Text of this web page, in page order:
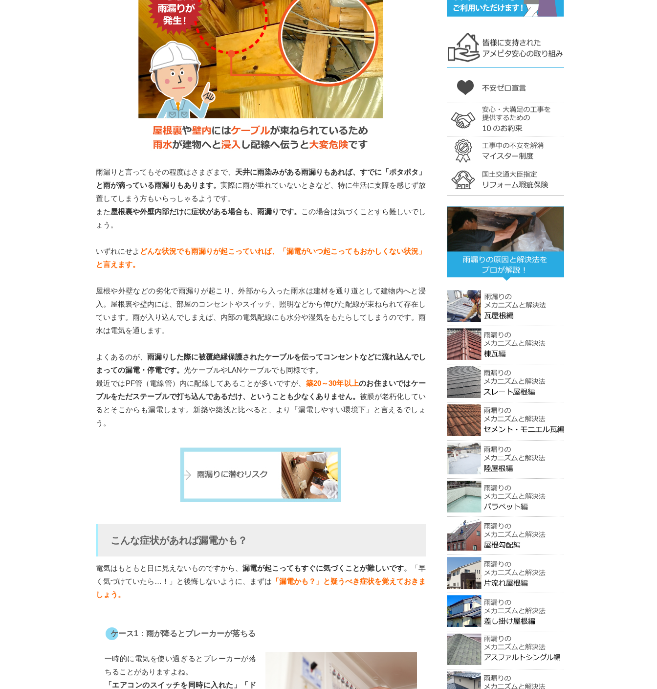
雨漏りと言ってもその程度はさまざまで、 天井に雨染みがある雨漏りもあれば、すでに「ポタポタ」
と雨が滴っている雨漏りもあります。 実際に雨が垂れていないときなど、特に生活に支障を感じず放
置してしまう方もいらっしゃるようです。
また屋根裏や外壁内部だけに症状がある場合も、雨漏りです。
この場合は気づくことすら難しいでし
ょう。
いずれにせよ どんな状況でも雨漏りが起こっていれば、「漏電がいつ起こってもおかしくない状況」
と言えます。
屋根や外壁などの劣化で雨漏りが起こり、外部から入った雨水は建材を通り道として建物内へと浸
入。屋根裏や壁内には、部屋のコンセントやスイッチ、照明などから伸びた配線が束ねられて存在し
ています。雨が入り込んでしまえば、内部の電気配線にも水分や湿気をもたらしてしまうのです。雨
水は電気を通します。
よくあるのが、 雨漏りした際に被覆絶縁保護されたケーブルを伝ってコンセントなどに流れ込んでし
まっての漏電・停電です。 光ケーブルやLANケーブルでも同様です。
最近ではPF管（電線管）内に配線してあることが多いですが、 築20～30年以上のお住まいではケー
ブルをただステープルで打ち込んであるだけ、ということも少なくありません。 被膜が老朽化してい
るとそこからも漏電します。新築や築浅と比べると、より「漏電しやすい環境下」と言えるでしょ
う。
こんな症状があれば漏電かも？
電気はもともと目に見えないものですから、 漏電が起こってもすぐに気づくことが難しいです。
「早
く気づけていたら…！」と後悔しないように、まずは 「漏電かも？」と疑うべき症状を覚えておきま
しょう。
ケース1：雨が降るとブレーカーが落ちる
一時的に電気を使い過ぎるとブレーカーが落
ちることがありますよね。
「エアコンのスイッチを同時に入れた」「ド